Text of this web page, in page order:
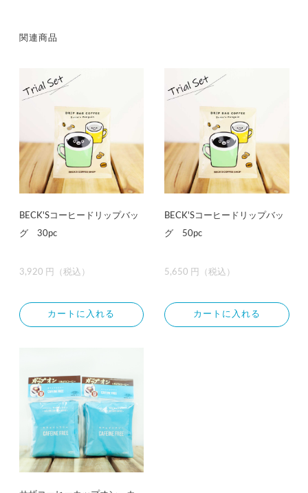
関連商品
BECK'Sコーヒードリップバッ
グ 30pc
3,920 円（税込）
カートに入れる
BECK'Sコーヒードリップバッ
グ 50pc
5,650 円（税込）
カートに入れる